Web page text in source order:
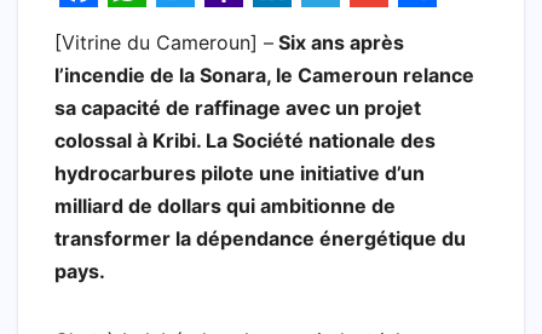
F
a
c
e
b
o
o
k
W
h
a
t
s
A
p
T
w
i
t
t
e
r
a
h
o
o
M
a
L
i
n
k
e
d
I
e
l
e
g
r
a
m
a
i
l
h
a
r
e
[Vitrine du Cameroun] – Six ans après
l’incendie de la Sonara, le Cameroun relance
sa capacité de raffinage avec un projet
colossal à Kribi. La Société nationale des
hydrocarbures pilote une initiative d’un
milliard de dollars qui ambitionne de
transformer la dépendance énergétique du
pays.